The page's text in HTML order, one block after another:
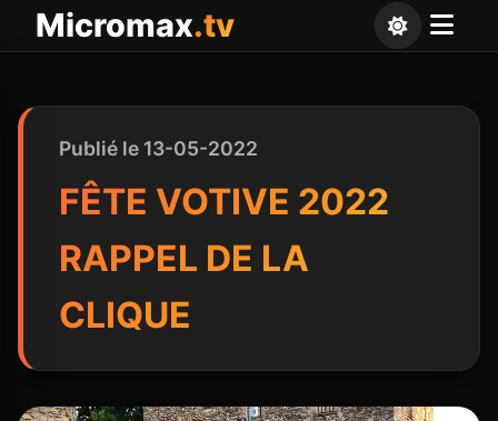
Micromax.tv
Publié le 13-05-2022
FÊTE VOTIVE 2022
RAPPEL DE LA
CLIQUE
Panneau de gestion des cookies